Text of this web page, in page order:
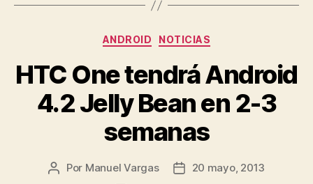
Categorías
ANDROID NOTICIAS
HTC One tendrá Android
4.2 Jelly Bean en 2-3
semanas
Autor
Por Manuel Vargas
Fecha20 mayo, 2013